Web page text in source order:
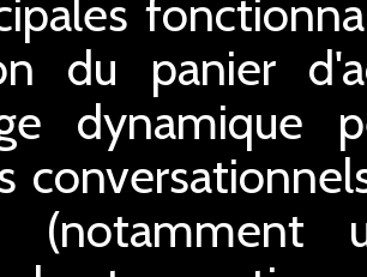
du panier
dynamique
(notamment